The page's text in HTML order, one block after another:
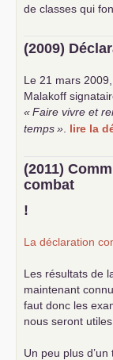
de classes qui
(2009)
Le 21 mars
Malakoff
«Faire vivre et
temps» lire la
(2011)
combat
!
La déclaration
Les résultats de
maintenant
faut donc les
nous seront utiles
Un peu plus